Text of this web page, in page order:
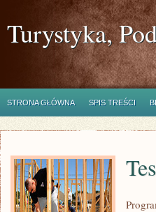
Turystyka,
STRONA GŁÓWNA SPIS TREŚCI